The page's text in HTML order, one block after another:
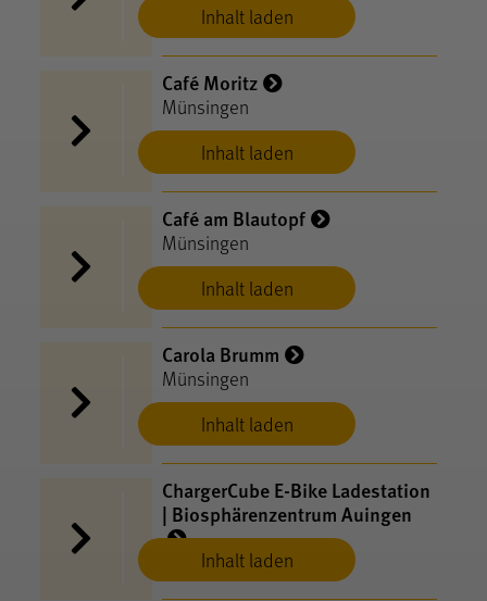
Inhalt laden
Inhalt laden
Café Moritz
Münsingen
Inhalt laden
Café am Blautopf
Münsingen
Inhalt laden
Carola Brumm
Münsingen
Inhalt laden
ChargerCube E-​Bike Ladestation
| Biosphärenzentrum Auingen
Münsingen